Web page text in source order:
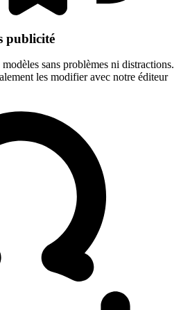
publicité
sans problèmes ni distractions.
les modifier avec notre éditeur